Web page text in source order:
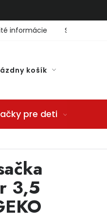
informácie Servis
KOŠÍK
košík
pre deti
3,5